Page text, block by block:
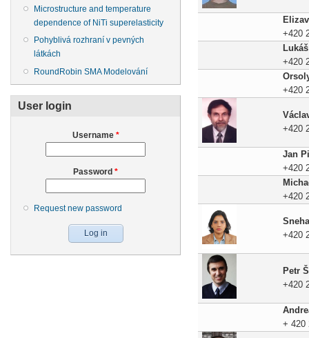
Microstructure and temperature
dependence of NiTi superelasticity
Pohyblivá rozhraní v pevných
látkách
RoundRobin SMA Modelování
User login
Username *
Password *
Request new password
+420
+420
+420
+420
Jan
+420
+420
+420
Petr
+420
+ 420